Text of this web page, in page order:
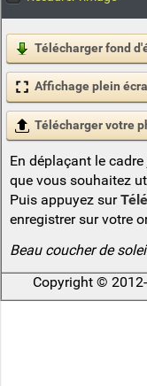
Télécharger fond
Affichage plein
Télécharger votre
En déplaçant le
que vous souhaitez
Puis appuyez sur
enregistrer sur votre
Beau coucher de
Copyright ©